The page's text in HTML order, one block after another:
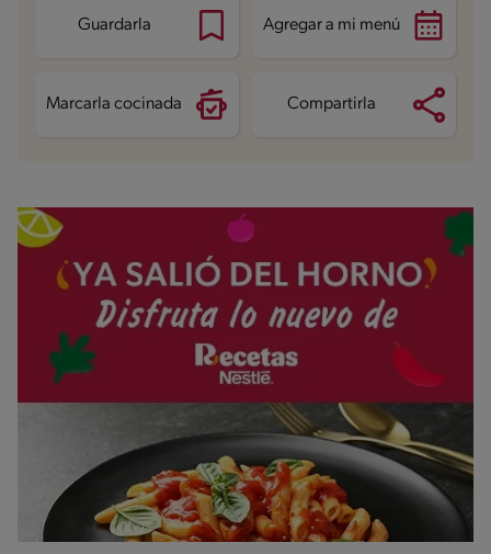
Proteína
Grasas saturadas 2.9 g
Guardarla Agregar a mi menú
Marcarla cocinada Compartirla